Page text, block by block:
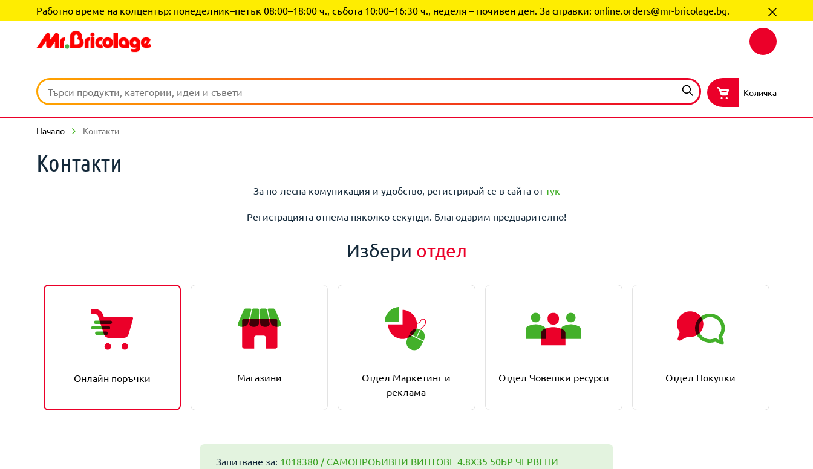
Работно време на колцентър: понеделник–петък 08:00–18:00 ч., събота 10:00–16:30 ч., неделя – почивен ден. За справки: online.orders@mr-bricolage.bg.
Количка
Начало Контакти
Контакти
За по-лесна комуникация и удобство, регистрирай се в сайта оттук
Регистрацията отнема няколко секунди. Благодарим предварително!
Избери отдел
Онлайн поръчки Магазини
Отдел Маркетинг и
реклама
Отдел Човешки ресурси Отдел Покупки
Запитване за: 1018380 / САМОПРОБИВНИ ВИНТОВЕ 4.8Х35 50БР ЧЕРВЕНИ